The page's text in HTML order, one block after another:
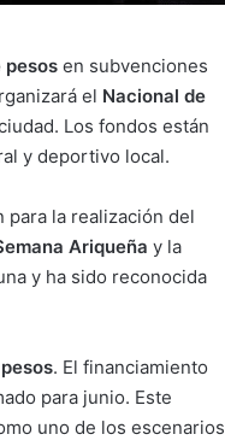
pesos en subvenciones
el Nacional de
Los fondos están
y deportivo local.
para la realización del
Ariqueña y la
y ha sido reconocida
. El financiamiento
para junio. Este
uno de los escenarios